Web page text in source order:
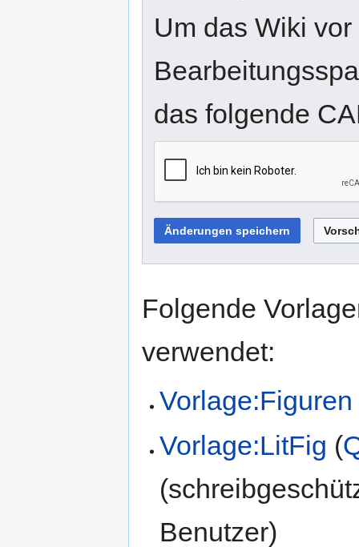
Um das Wiki
das folgende
Folgende
verwendet:
Vorlage:Figuren
Vorlage:LitFig (
Benutzer)